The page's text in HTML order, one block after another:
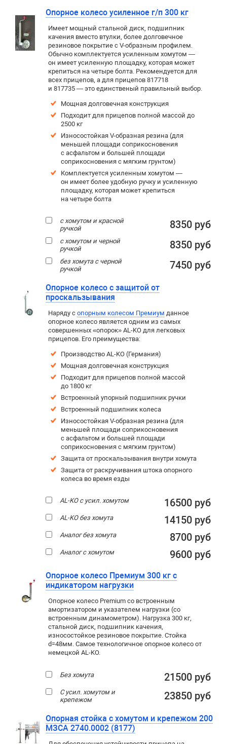
Опорное колесо усиленное г/п 300 кг
Имеет мощный стальной диск, подшипник
качения вместо втулки, более долговечное
резиновое покрытие c V-образным профилем.
Обычно комплектуется усиленным хомутом —
он имеет усиленную площадку, которая может
крепиться на четыре болта. Рекомендуется для
всех прицепов, а для прицепов 817718
и 817735 — это единственый правильный выбор.
Мощная долговечная конструкция
Подходит для прицепов полной массой до
2500 кг
Износостойкая V-образная резина (для
меньшей площади соприкосновения
с асфальтом и большей площади
соприкосновения с мягким грунтом)
Комплектуется усиленным хомутом —
он имеет более удобную ручку и усиленную
площадку, которая может крепиться
на четыре болта
с хомутом и красной
ручкой
8350 руб
с хомутом и черной
ручкой
8350 руб
без хомута с черной
ручкой
7450 руб
Опорное колесо с защитой от
проскальзывания
Наряду с опорным колесом Премиум данное
опорное колесо является одним из самых
совершенных «опорок» AL-KO для легковых
прицепов. Его преимущества:
Производство AL-KO (Германия)
Мощная долговечная конструкция
Подходит для прицепов полной массой
до 1800 кг
Встроенный упорный подшипник ручки
Встроенный подшипник колеса
Износостойкая V-образная резина (для
меньшей площади соприкосновения
с асфальтом и большей площади
соприкосновения с мягким грунтом)
Защита от проскальзывания внутри хомута
Защита от раскручивания штока опорного
колеса во время езды
AL-KO с усил. хомутом 16500 руб
AL-KO без хомута 14150 руб
Аналог без хомута 8700 руб
Аналог с хомутом 9600 руб
Опорное колесо Премиум 300 кг с
индикатором нагрузки
Опорное колесо Premium со встроенным
амортизатором и указателем нагрузки (со
встроенным динамометром). Нагрузка 300 кг,
стальной диск, подшипник качения,
износостойкое резиновое покрытие. Стойка
d=48мм. Самое технологичное опорное колесо от
немецкой AL-KO.
Без хомута 21500 руб
С усил. хомутом и
крепежом
23850 руб
Опорная стойка с хомутом и крепежом 200
МЗСА 2740.0002 (8177)